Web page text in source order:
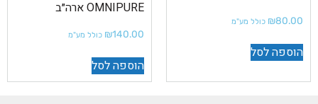
₪80.00 כולל מע"מ
הוספה לסל
OMNIPURE ארה״ב
₪140.00 כולל מע"מ
הוספה לסל